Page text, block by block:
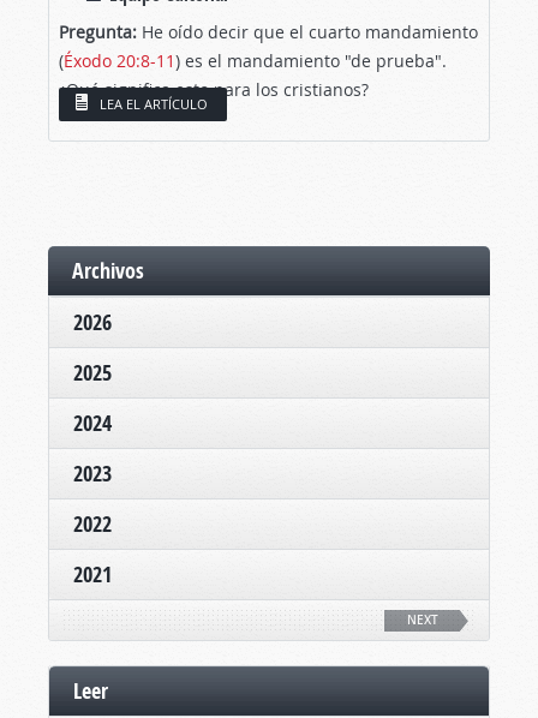
Pregunta: He oído decir que el cuarto mandamiento
(Éxodo 20:8-11) es el mandamiento "de prueba".
¿Qué significa esto para los cristianos?
LEA EL ARTÍCULO
Archivos
2026
2025
2024
2023
2022
2021
NEXT
Leer